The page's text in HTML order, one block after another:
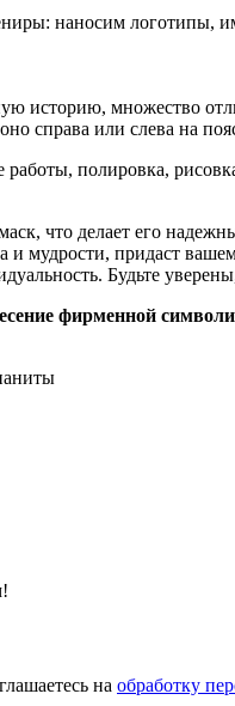
наносим логотипы,
историю, множество
справа или слева на
полировка,
что делает его
и мудрости, придаст
Будьте
фирменной
на обработку